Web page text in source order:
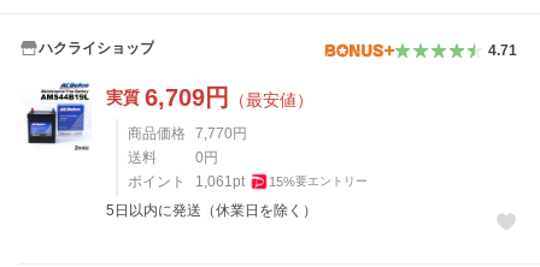
ハクライショップ 4.71
実質 6,709円 （最安値）
商品価格 7,770 円
送料
0 円
ポイント
1,061pt 15%要エントリー
5日以内に発送（休業日を除く）